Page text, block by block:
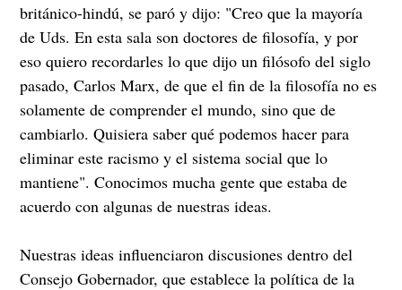
británico-hindú, se paró y dijo: "Creo que la mayoría
de Uds. En esta sala son doctores de filosofía, y por
eso quiero recordarles lo que dijo un filósofo del siglo
pasado, Carlos Marx, de que el fin de la filosofía no es
solamente de comprender el mundo, sino que de
cambiarlo. Quisiera saber qué podemos hacer para
eliminar este racismo y el sistema social que lo
mantiene". Conocimos mucha gente que estaba de
acuerdo con algunas de nuestras ideas.
Nuestras ideas influenciaron discusiones dentro del
Consejo Gobernador, que establece la política de la